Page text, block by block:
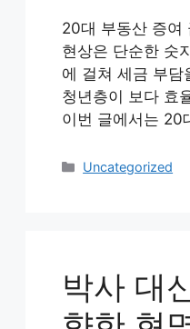
20대 부동산 증여
현상은 단순한 숫
에 걸쳐 세금 부담
청년층이 보다 효
이번 글에서는 20
카
Uncategorized
박사 대